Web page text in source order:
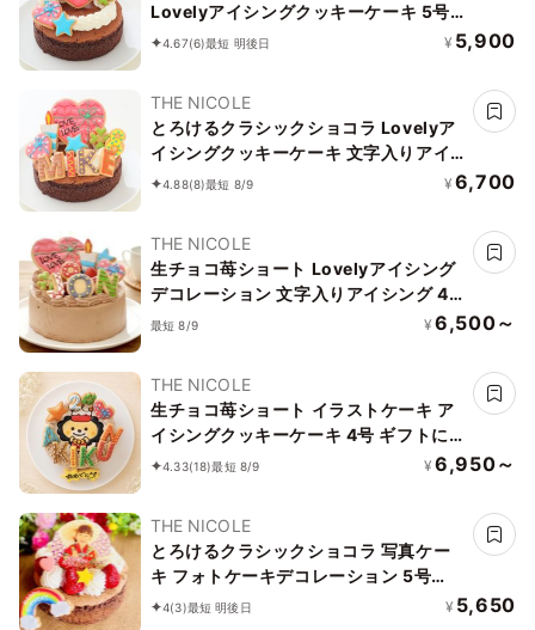
Lovelyアイシングクッキーケーキ 5号
15cm （お得なアイシングセットです）
4.67(6)最短 明後日 ¥ 5,900
THE NICOLE
とろけるクラシックショコラ Lovelyア
イシングクッキーケーキ 文字入りアイ
シング 5号 15cm （お得なアイシングセ
4.88(8)最短 8/9 ¥ 6,700
THE NICOLE
生チョコ苺ショート Lovelyアイシング
デコレーション 文字入りアイシング 4
号 12cm （お得なアイシングセットで
最短 8/9 ¥ 6,500～
THE NICOLE
生チョコ苺ショート イラストケーキ ア
イシングクッキーケーキ 4号 ギフトに
最適
4.33(18)最短 8/9 ¥ 6,950～
THE NICOLE
とろけるクラシックショコラ 写真ケー
キ フォトケーキデコレーション 5号
15cm 【オプション選択でオリジナルデ
4(3)最短 明後日 ¥ 5,650